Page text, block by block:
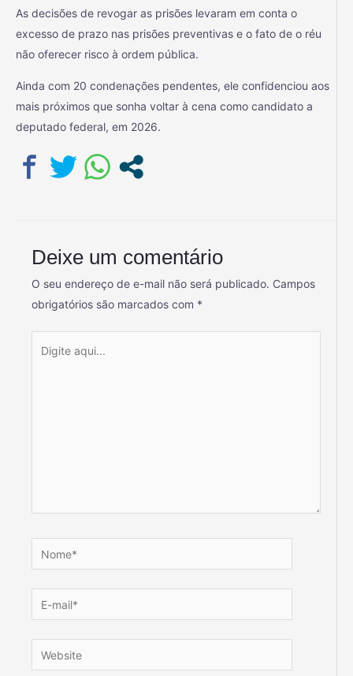
As decisões de revogar as prisões levaram em conta o
excesso de prazo nas prisões preventivas e o fato de o réu
não oferecer risco à ordem pública.
Ainda com 20 condenações pendentes, ele confidenciou aos
mais próximos que sonha voltar à cena como candidato a
deputado federal, em 2026.
Deixe um comentário
O seu endereço de e-mail não será publicado. Campos
obrigatórios são marcados com *